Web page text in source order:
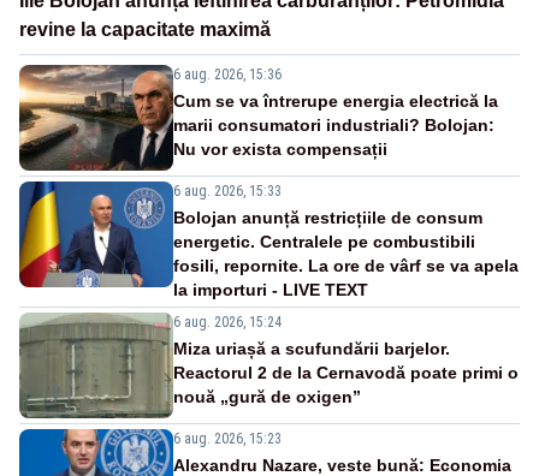
revine la capacitate maximă
6 aug. 2026, 15:36
Cum se va întrerupe energia electrică la
marii consumatori industriali? Bolojan:
Nu vor exista compensații
6 aug. 2026, 15:33
Bolojan anunță restricțiile de consum
energetic. Centralele pe combustibili
fosili, repornite. La ore de vârf se va apela
la importuri - LIVE TEXT
6 aug. 2026, 15:24
Miza uriașă a scufundării barjelor.
Reactorul 2 de la Cernavodă poate primi o
nouă „gură de oxigen”
6 aug. 2026, 15:23
Alexandru Nazare, veste bună: Economia